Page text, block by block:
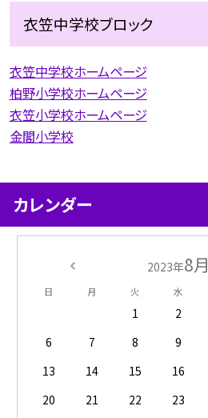
衣笠中学校ブロック
衣笠中学校ホームページ
柏野小学校ホームページ
衣笠小学校ホームページ
金閣小学校
カレンダー
2023年8月
日 月 火 水
1 2
6
7 8 9
13
14 15 16
20
21 22 23